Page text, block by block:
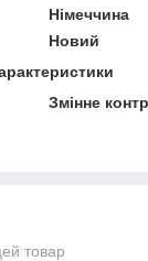
Німеччина
Новий
Змінне
товар